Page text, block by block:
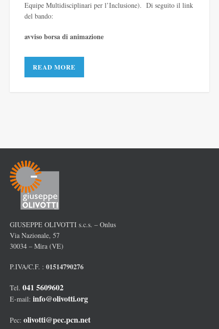
Equipe Multidisciplinari per l’Inclusione). Di seguito il link
del bando:
avviso borsa di animazione
READ MORE
GIUSEPPE OLIVOTTI s.c.s. – Onlus
Via Nazionale, 57
30034 – Mira (VE)
P.IVA/C.F. : 01514790276
Tel. 041 5609602
E-mail: info@olivotti.org
Pec: olivotti@pec.pcn.net